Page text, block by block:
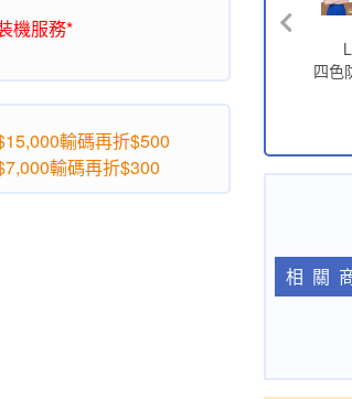
機服務*
輸碼再折$500
輸碼再折$300
四色
真
相關商品